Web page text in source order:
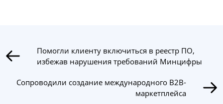
Помогли клиенту включиться в реестр ПО,
избежав нарушения требований Минцифры
Сопроводили создание международного B2B-
маркетплейса